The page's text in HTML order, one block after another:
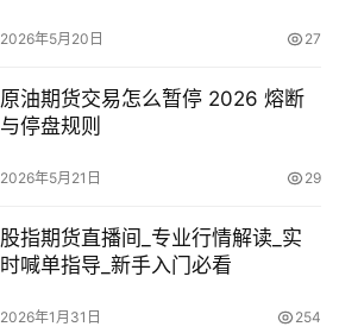
2026年5月20日 27
原油期货交易怎么暂停 2026 熔断
与停盘规则
2026年5月21日 29
股指期货直播间_专业行情解读_实
时喊单指导_新手入门必看
2026年1月31日 254